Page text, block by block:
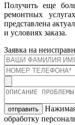
Получить еще
ремонтных
представлена
и условиях заказа.
Заявка на
отправить
Нажимая
обработку